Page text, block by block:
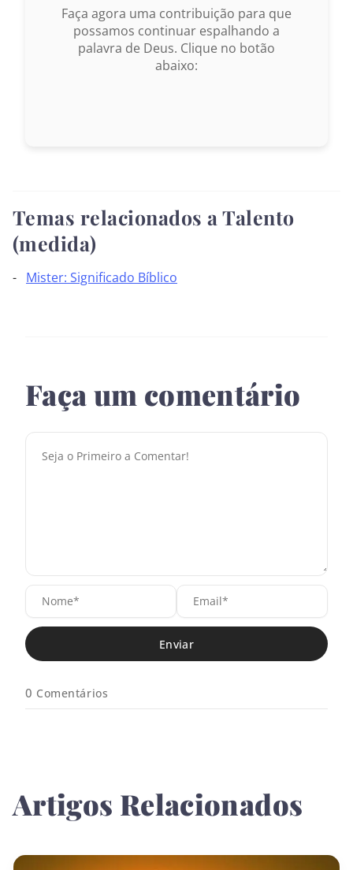
Faça agora uma contribuição para que
possamos continuar espalhando a
palavra de Deus. Clique no botão
abaixo:
Temas relacionados a Talento
(medida)
Mister: Significado Bíblico
Faça um comentário
N
o
m
e
*
E
i
0 Comentários
Artigos Relacionados